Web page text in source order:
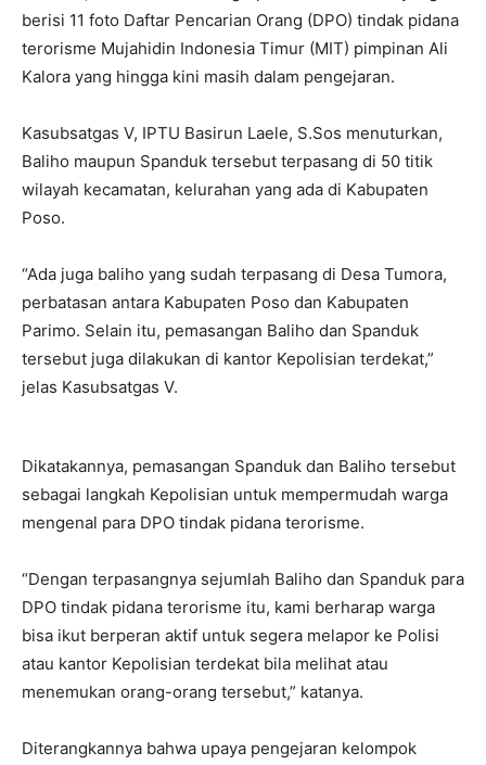
berisi 11 foto Daftar Pencarian Orang (DPO) tindak pidana
terorisme Mujahidin Indonesia Timur (MIT) pimpinan Ali
Kalora yang hingga kini masih dalam pengejaran.
Kasubsatgas V, IPTU Basirun Laele, S.Sos menuturkan,
Baliho maupun Spanduk tersebut terpasang di 50 titik
wilayah kecamatan, kelurahan yang ada di Kabupaten
Poso.
“Ada juga baliho yang sudah terpasang di Desa Tumora,
perbatasan antara Kabupaten Poso dan Kabupaten
Parimo. Selain itu, pemasangan Baliho dan Spanduk
tersebut juga dilakukan di kantor Kepolisian terdekat,”
jelas Kasubsatgas V.
Dikatakannya, pemasangan Spanduk dan Baliho tersebut
sebagai langkah Kepolisian untuk mempermudah warga
mengenal para DPO tindak pidana terorisme.
“Dengan terpasangnya sejumlah Baliho dan Spanduk para
DPO tindak pidana terorisme itu, kami berharap warga
bisa ikut berperan aktif untuk segera melapor ke Polisi
atau kantor Kepolisian terdekat bila melihat atau
menemukan orang-orang tersebut,” katanya.
Diterangkannya bahwa upaya pengejaran kelompok